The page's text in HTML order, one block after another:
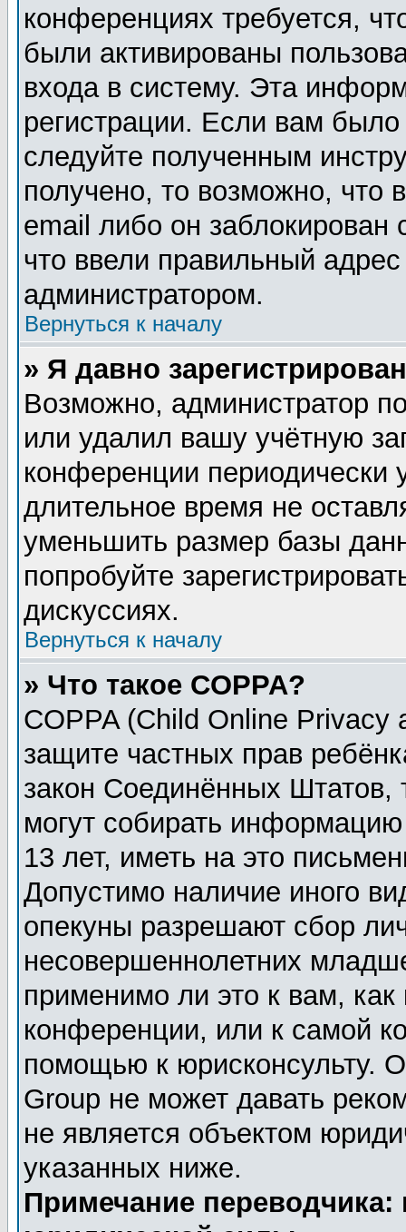
конференциях требуется,
были активированы
входа в систему. Эта
регистрации. Если вам
следуйте полученным
получено, то возможно, что
email либо он
что ввели правильный
администратором.
Вернуться к началу
» Я давно
Возможно, администратор
или удалил вашу учётную
конференции периодически
длительное время не
уменьшить размер базы
попробуйте
дискуссиях.
Вернуться к началу
» Что такое COPPA?
COPPA (Child Online Privacy
защите частных прав
закон Соединённых Штатов,
могут собирать
13 лет, иметь на это
Допустимо наличие иного
опекуны разрешают сбор
несовершеннолетних
применимо ли это к вам,
конференции, или к самой
помощью к юрисконсульту.
Group не может давать
не является объектом
указанных ниже.
Примечание